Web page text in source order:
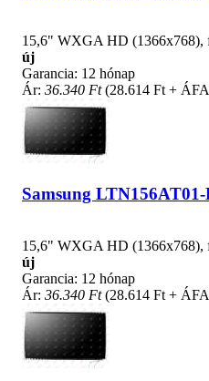
15,6" WXGA HD (1366x768),
új
Garancia: 12 hónap
Ár: 36.340 Ft(28.614 Ft +
Samsung
15,6" WXGA HD (1366x768),
új
Garancia: 12 hónap
Ár: 36.340 Ft(28.614 Ft +